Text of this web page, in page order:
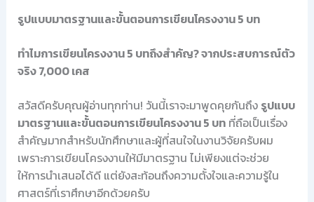
รูปแบบมาตรฐานและขั้นตอนการเขียนโครงงาน 5 บท
ทำไมการเขียนโครงงาน 5 บทถึงสำคัญ? จากประสบการณ์ตัว
จริง 7,000 เคส
สวัสดีครับคุณผู้อ่านทุกท่าน! วันนี้เราจะมาพูดคุยกันถึง รูปแบบ
มาตรฐานและขั้นตอนการเขียนโครงงาน 5 บทที่ถือเป็นเรื่อง
สำคัญมากสำหรับนักศึกษาและผู้ที่สนใจในงานวิจัยครับผม
เพราะการเขียนโครงงานให้มีมาตรฐาน ไม่เพียงแต่จะช่วย
ให้การนำเสนอได้ดี แต่ยังสะท้อนถึงความตั้งใจและความรู้ใน
ศาสตร์ที่เราศึกษาอีกด้วยครับ